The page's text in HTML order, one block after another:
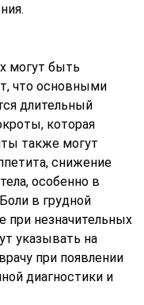
могут быть
что основными
длительный
которая
также могут
снижение
особенно в
в грудной
при незначительных
указывать на
при появлении
диагностики и